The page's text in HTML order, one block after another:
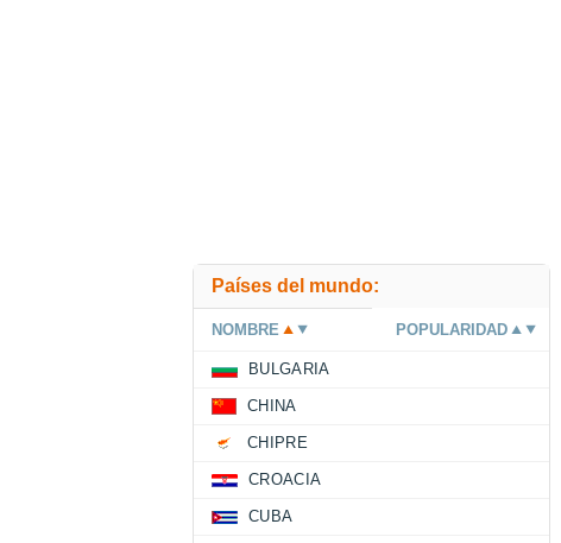
Países del mundo:
NOMBRE POPULARIDAD
BULGARIA
CHINA
CHIPRE
CROACIA
CUBA